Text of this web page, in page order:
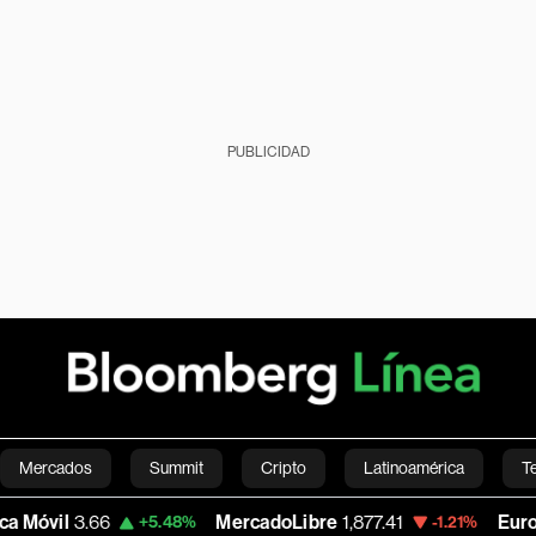
PUBLICIDAD
Mercados Summit Cripto Latinoamérica
Economía Estilo de vida Mundo Videos
3.66 +5.48% MercadoLibre 1,877.41 -1.21% Euro/Dólar